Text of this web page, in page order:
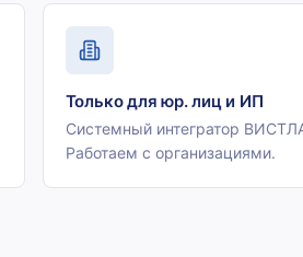
Только для юр. лиц и ИП
Системный интегратор
Работаем с организациями.